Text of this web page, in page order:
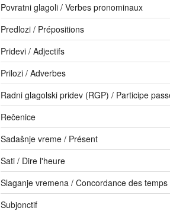
Povratni glagoli / Verbes pronominaux
Predlozi / Prépositions
Pridevi / Adjectifs
Prilozi / Adverbes
Radni glagolski pridev (RGP) / Participe
Rečenice
Sadašnje vreme / Présent
Sati / Dire l'heure
Slaganje vremena / Concordance des temps
Subjonctif